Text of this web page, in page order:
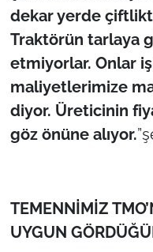
dekar yerde
Traktörün tarlaya
etmiyorlar. Onlar
maliyetlerimize
diyor. Üreticinin
göz önüne alıyor.
TEMENNİMİZ
UYGUN